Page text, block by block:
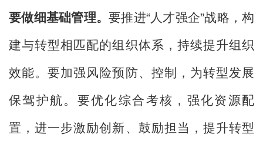
要做细基础管理。 要推进“人才强企”战略，构
建与转型相匹配的组织体系，持续提升组织
效能。要加强风险预防、控制，为转型发展
保驾护航。 要优化综合考核，强化资源配
置，进一步激励创新、鼓励担当，提升转型